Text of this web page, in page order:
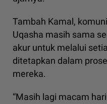
Tambah Kamal,
Uqasha masih sama
akur untuk melalui
ditetapkan dalam
mereka.
“Masih lagi macam